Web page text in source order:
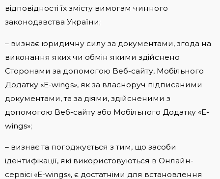
відповідності їх змісту вимогам чинного
законодавства України;
– визнає юридичну силу за документами, згода на
виконання яких чи обмін якими здійснено
Сторонами за допомогою Веб-сайту, Мобільного
Додатку «E-wings», як за власноруч підписаними
документами, та за діями, здійсненими з
допомогою Веб-сайту або Мобільного Додатку «E-
wings»;
– визнає та погоджується з тим, що засоби
ідентифікації, які використовуються в Онлайн-
сервісі «E-wings», є достатніми для встановлення